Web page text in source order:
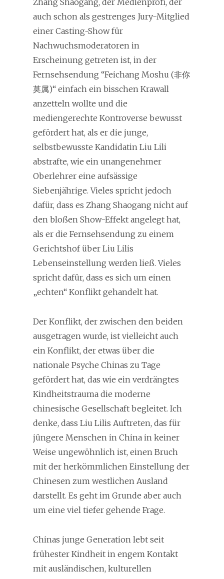
Zhang Shaogang, der Medienprofi, der
auch schon als gestrenges Jury-Mitglied
einer Casting-Show für
Nachwuchsmoderatoren in
Erscheinung getreten ist, in der
Fernsehsendung “Feichang Moshu (非你
莫属)“ einfach ein bisschen Krawall
anzetteln wollte und die
mediengerechte Kontroverse bewusst
gefördert hat, als er die junge,
selbstbewusste Kandidatin Liu Lili
abstrafte, wie ein unangenehmer
Oberlehrer eine aufsässige
Siebenjährige. Vieles spricht jedoch
dafür, dass es Zhang Shaogang nicht auf
den bloßen Show-Effekt angelegt hat,
als er die Fernsehsendung zu einem
Gerichtshof über Liu Lilis
Lebenseinstellung werden ließ. Vieles
spricht dafür, dass es sich um einen
„echten“ Konflikt gehandelt hat.
Der Konflikt, der zwischen den beiden
ausgetragen wurde, ist vielleicht auch
ein Konflikt, der etwas über die
nationale Psyche Chinas zu Tage
gefördert hat, das wie ein verdrängtes
Kindheitstrauma die moderne
chinesische Gesellschaft begleitet. Ich
denke, dass Liu Lilis Auftreten, das für
jüngere Menschen in China in keiner
Weise ungewöhnlich ist, einen Bruch
mit der herkömmlichen Einstellung der
Chinesen zum westlichen Ausland
darstellt. Es geht im Grunde aber auch
um eine viel tiefer gehende Frage.
Chinas junge Generation lebt seit
frühester Kindheit in engem Kontakt
mit ausländischen, kulturellen